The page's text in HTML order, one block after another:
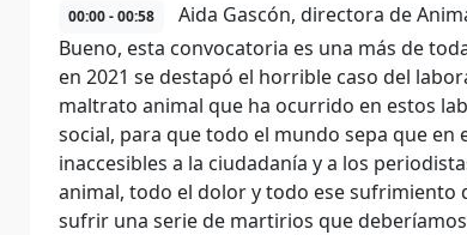
00:00 - 00:58
Aida Gascón, directora de
Bueno, esta convocatoria es una más de
en 2021 se destapó el horrible caso del
maltrato animal que ha ocurrido en estos
social, para que todo el mundo sepa que
inaccesibles a la ciudadanía y a los
animal, todo el dolor y todo ese sufrimiento
sufrir una serie de martirios que